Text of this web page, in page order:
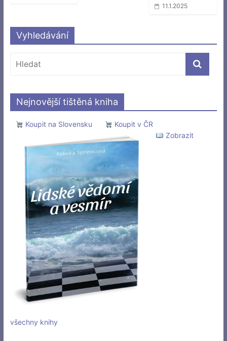
11.1.2025
Vyhledávání
Nejnovější tištěná kniha
Koupit na Slovensku
Koupit v ČR
Zobrazit
všechny knihy